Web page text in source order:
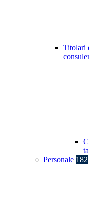
Titolari
Personale 182